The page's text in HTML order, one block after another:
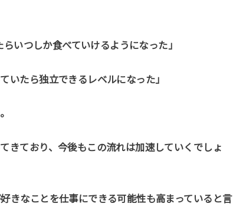
いつしか食べていけるようになった」
いたら独立できるレベルになった」
きており、今後もこの流れは加速していくでしょ
きなことを仕事にできる可能性も高まっていると言